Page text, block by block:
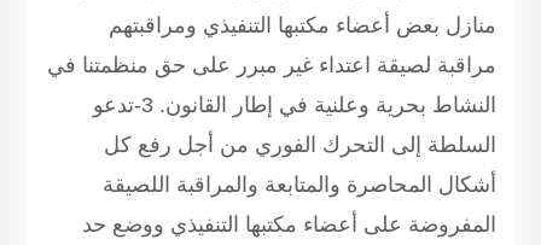
منازل بعض أعضاء مكتبها التنفيذي ومراقبتهم
مراقبة لصيقة اعتداء غير مبرر على حق منظمتنا في
النشاط بحرية وعلنية في إطار القانون. 3-تدعو
السلطة إلى التحرك الفوري من أجل رفع كل
أشكال المحاصرة والمتابعة والمراقبة اللصيقة
المفروضة على أعضاء مكتبها التنفيذي ووضع حد